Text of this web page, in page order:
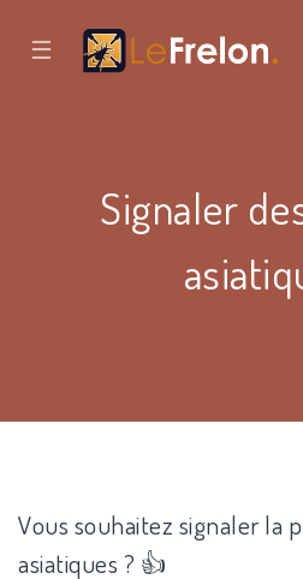
☰
Signaler
Vous souhaitez signaler la
asiatiques ? 👍